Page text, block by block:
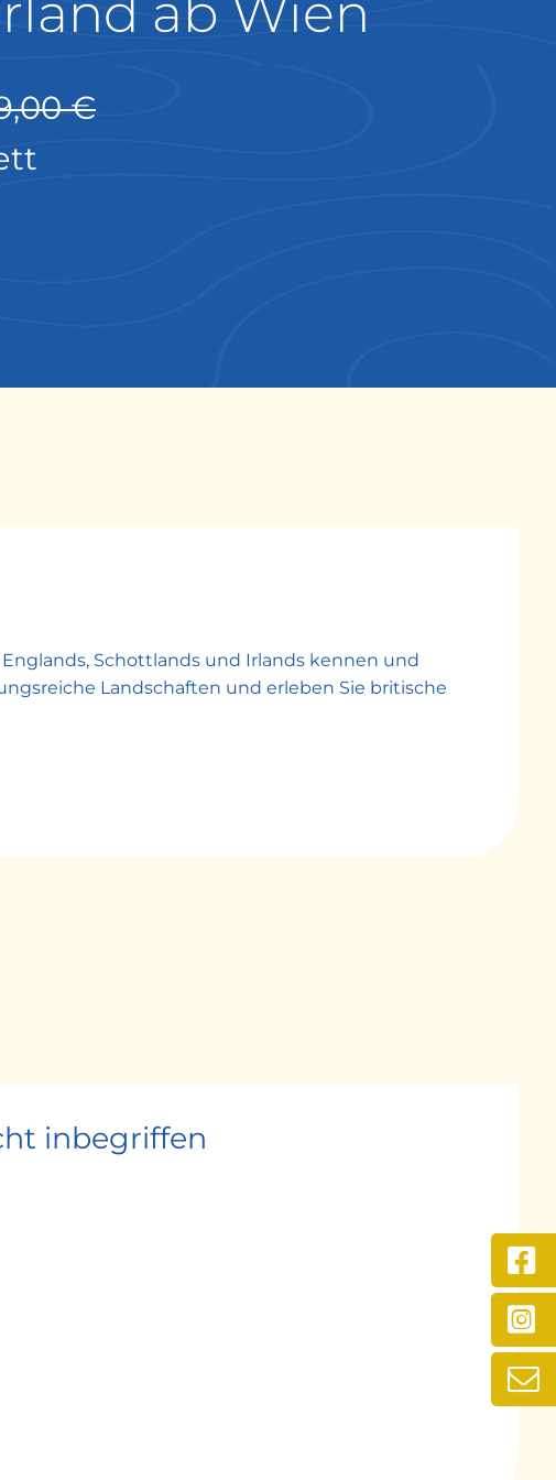
ab Wien
€
Schottlands und Irlands kennen und
Landschaften und erleben Sie britische
Sie genügend Zeit für eigene Erkundungen in
des Kultur- & Genusspaketes) kennen zu lernen.
im Raum Glasgow.
oder bei einer Stadtrundfahrt* (bei Buchung
Landes. Übernachtung im Raum Glasgow.
irische Hauptstadt Dublin mit dem
(bei Buchung des Kultur- &
im Raum Dublin.
Panoramaschifffahrt nach Wales in den
inbegriffen